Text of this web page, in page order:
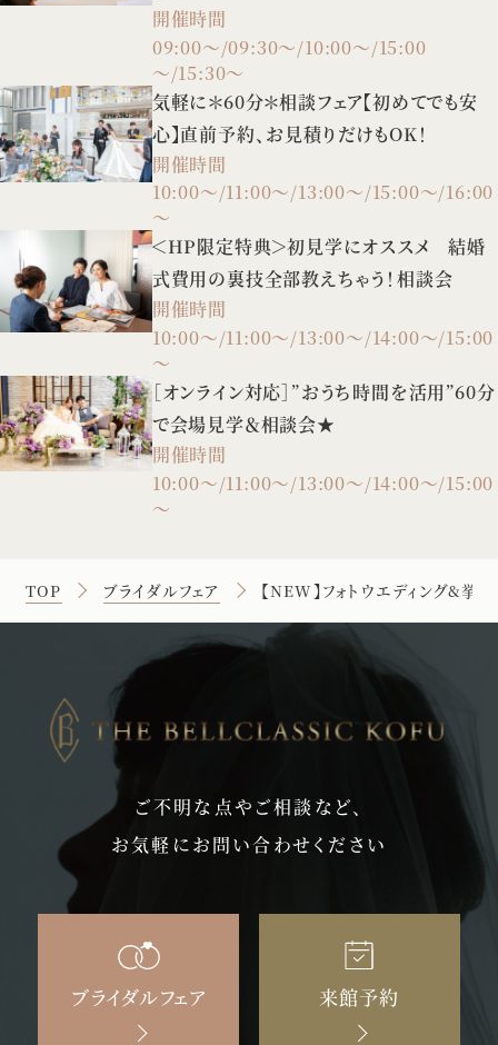
開催時間
09:00～/09:30～/10:00～/15:00
～/15:30～
気軽に＊60分＊相談フェア【初めてでも安
心】直前予約、お見積りだけもOK！
開催時間
10:00～/11:00～/13:00～/15:00～/16:00
～
＜HP限定特典＞初見学にオススメ 結婚
式費用の裏技全部教えちゃう！相談会
開催時間
10:00～/11:00～/13:00～/14:00～/15:00
～
［オンライン対応］”おうち時間を活用”60分
で会場見学＆相談会★
開催時間
10:00～/11:00～/13:00～/14:00～/15:00
～
TOP ブライダルフェア 【NEW】フォトウエディング
ご不明な点やご相談など、
お気軽にお問い合わせください
ブライダルフェア 来館予約